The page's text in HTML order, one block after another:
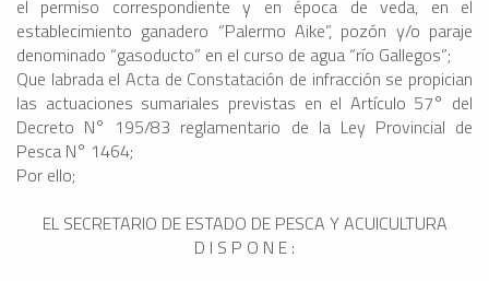
el permiso correspondiente y en época de veda, en el
establecimiento ganadero “Palermo Aike”, pozón y/o paraje
denominado “gasoducto” en el curso de agua “río Gallegos”;
Que labrada el Acta de Constatación de infracción se propician
las actuaciones sumariales previstas en el Artículo 57° del
Decreto N° 195/83 reglamentario de la Ley Provincial de
Pesca N° 1464;
Por ello;
EL SECRETARIO DE ESTADO DE PESCA Y ACUICULTURA
D I S P O N E :